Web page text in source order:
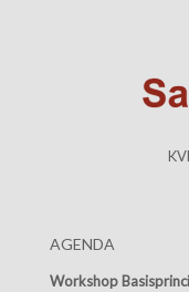
AGENDA
Workshop